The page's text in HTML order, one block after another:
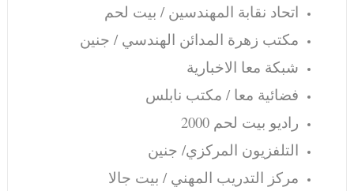
اتحاد نقابة المهندسين / بيت لحم
مكتب زهرة المدائن الهندسي / جنين
شبكة معا الاخبارية
فضائية معا / مكتب نابلس
راديو بيت لحم 2000
التلفزيون المركزي/ جنين
مركز التدريب المهني / بيت جالا